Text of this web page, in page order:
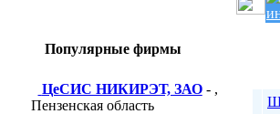
Популярные фирмы
ЦеСИС НИКИРЭТ, ЗАО- ,
Пензенская область